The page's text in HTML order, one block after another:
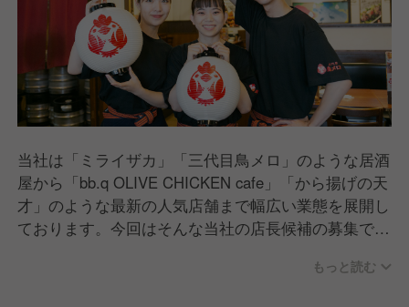
当社は「ミライザカ」「三代目鳥メロ」のような居酒
屋から「bb.q OLIVE CHICKEN cafe」「から揚げの天
才」のような最新の人気店舗まで幅広い業態を展開し
ております。今回はそんな当社の店長候補の募集で
もっと読む